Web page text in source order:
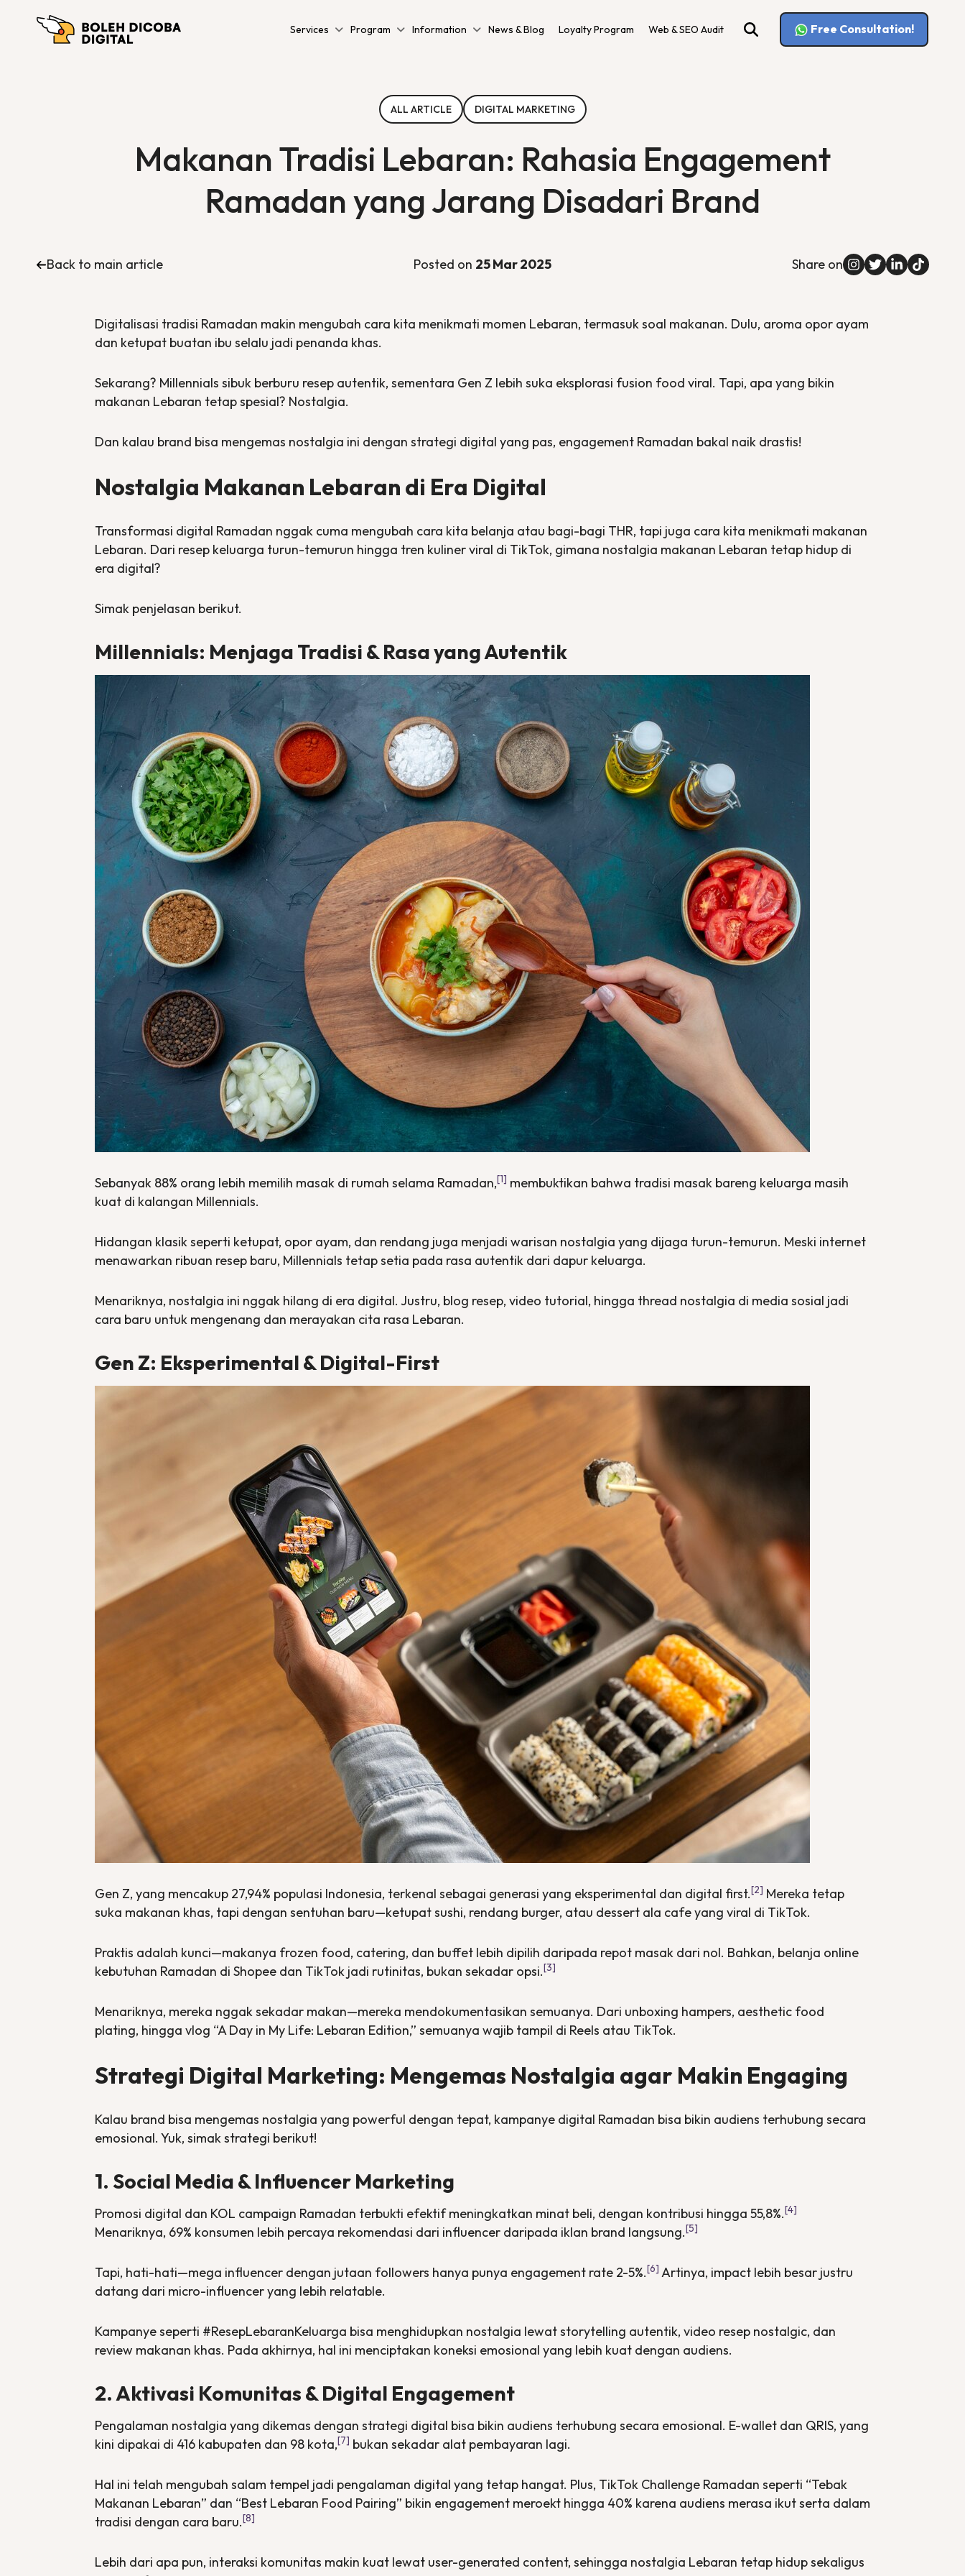
Services Program Information News & Blog Loyalty Program Web & SEO Audit Free Consultation!
ALL ARTICLE DIGITAL MARKETING
Makanan Tradisi Lebaran: Rahasia Engagement
Ramadan yang Jarang Disadari Brand
Back to main article Posted on 25 Mar 2025 Share on
Digitalisasi tradisi Ramadan makin mengubah cara kita menikmati momen Lebaran, termasuk soal makanan. Dulu, aroma opor ayam
dan ketupat buatan ibu selalu jadi penanda khas.
Sekarang? Millennials sibuk berburu resep autentik, sementara Gen Z lebih suka eksplorasi fusion food viral. Tapi, apa yang bikin
makanan Lebaran tetap spesial? Nostalgia.
Dan kalau brand bisa mengemas nostalgia ini dengan strategi digital yang pas, engagement Ramadan bakal naik drastis!
Nostalgia Makanan Lebaran di Era Digital
Transformasi digital Ramadan nggak cuma mengubah cara kita belanja atau bagi-bagi THR, tapi juga cara kita menikmati makanan
Lebaran. Dari resep keluarga turun-temurun hingga tren kuliner viral di TikTok, gimana nostalgia makanan Lebaran tetap hidup di
era digital?
Simak penjelasan berikut.
Millennials: Menjaga Tradisi & Rasa yang Autentik
Sebanyak 88% orang lebih memilih masak di rumah selama Ramadan,[1] membuktikan bahwa tradisi masak bareng keluarga masih
kuat di kalangan Millennials.
Hidangan klasik seperti ketupat, opor ayam, dan rendang juga menjadi warisan nostalgia yang dijaga turun-temurun. Meski internet
menawarkan ribuan resep baru, Millennials tetap setia pada rasa autentik dari dapur keluarga.
Menariknya, nostalgia ini nggak hilang di era digital. Justru, blog resep, video tutorial, hingga thread nostalgia di media sosial jadi
cara baru untuk mengenang dan merayakan cita rasa Lebaran.
Gen Z: Eksperimental &Digital-First
Gen Z, yang mencakup 27,94% populasi Indonesia, terkenal sebagai generasi yang eksperimental dan digital first.[2] Mereka tetap
suka makanan khas, tapi dengan sentuhan baru—ketupat sushi, rendang burger, atau dessert ala cafe yang viral di TikTok.
Praktis adalah kunci—makanya frozen food, catering, dan buffet lebih dipilih daripada repot masak dari nol. Bahkan, belanja online
kebutuhan Ramadan di Shopee dan TikTok jadi rutinitas, bukan sekadar opsi.[3]
Menariknya, mereka nggak sekadar makan—mereka mendokumentasikan semuanya. Dari unboxing hampers, aesthetic food
plating, hingga vlog “A Day in My Life: Lebaran Edition,” semuanya wajib tampil di Reels atau TikTok.
Strategi Digital Marketing: Mengemas Nostalgia agar Makin Engaging
Kalau brand bisa mengemas nostalgia yang powerful dengan tepat, kampanye digital Ramadan bisa bikin audiens terhubung secara
emosional. Yuk, simak strategi berikut!
1. Social Media & Influencer Marketing
Promosi digital dan KOL campaign Ramadan terbukti efektif meningkatkan minat beli, dengan kontribusi hingga 55,8%.[4]
Menariknya, 69% konsumen lebih percaya rekomendasi dari influencer daripada iklan brand langsung.[5]
Tapi, hati-hati—mega influencer dengan jutaan followers hanya punya engagement rate 2-5%.[6] Artinya, impact lebih besar justru
datang dari micro-influenceryang lebih relatable.
Kampanye seperti #ResepLebaranKeluarga bisa menghidupkan nostalgia lewatstorytelling autentik, video resep nostalgic, dan
review makanan khas. Pada akhirnya, hal ini menciptakan koneksi emosional yang lebih kuat dengan audiens.
2. Aktivasi Komunitas & Digital Engagement
Pengalaman nostalgia yang dikemas dengan strategi digital bisa bikin audiens terhubung secara emosional. E-wallet dan QRIS, yang
kini dipakai di 416 kabupaten dan 98 kota,[7] bukan sekadar alat pembayaran lagi.
Hal ini telah mengubah salam tempel jadi pengalaman digital yang tetap hangat. Plus, TikTok Challenge Ramadan seperti “Tebak
Makanan Lebaran” dan “Best Lebaran Food Pairing” bikin engagement meroekt hingga 40% karena audiens merasa ikut serta dalam
tradisi dengan cara baru.[8]
Lebih dari apa pun, interaksi komunitas makin kuat lewat user-generated content, sehingga nostalgia Lebaran tetap hidup sekaligus